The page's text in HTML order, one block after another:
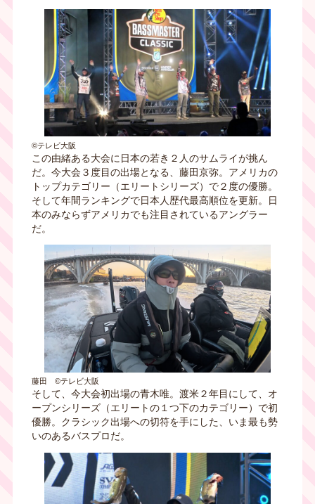
©テレビ大阪
この由緒ある大会に日本の若き２人のサムライが挑ん
だ。今大会３度目の出場となる、藤田京弥。アメリカの
トップカテゴリー（エリートシリーズ）で２度の優勝。
そして年間ランキングで日本人歴代最高順位を更新。日
本のみならずアメリカでも注目されているアングラー
だ。
藤田 ©テレビ大阪
そして、今大会初出場の青木唯。渡米２年目にして、オ
ープンシリーズ（エリートの１つ下のカテゴリー）で初
優勝。クラシック出場への切符を手にした、いま最も勢
いのあるバスプロだ。